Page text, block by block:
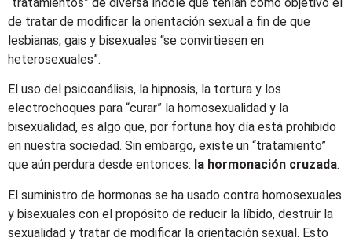
de tratar de modificar la orientación sexual a fin de que
lesbianas, gais y bisexuales “se convirtiesen en
heterosexuales”.
El uso del psicoanálisis, la hipnosis, la tortura y los
electrochoques para “curar” la homosexualidad y la
bisexualidad, es algo que, por fortuna hoy día está prohibido
en nuestra sociedad. Sin embargo, existe un “tratamiento”
que aún perdura desde entonces: la hormonación cruzada.
El suministro de hormonas se ha usado contra homosexuales
y bisexuales con el propósito de reducir la líbido, destruir la
sexualidad y tratar de modificar la orientación sexual. Esto